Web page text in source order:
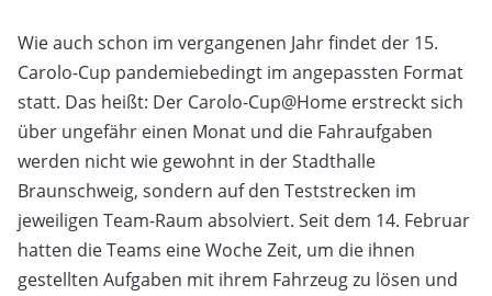
Wie auch schon im vergangenen Jahr findet der 15.
Carolo-Cup pandemiebedingt im angepassten Format
statt. Das heißt: Der Carolo-Cup@Home erstreckt sich
über ungefähr einen Monat und die Fahraufgaben
werden nicht wie gewohnt in der Stadthalle
Braunschweig, sondern auf den Teststrecken im
jeweiligen Team-Raum absolviert. Seit dem 14. Februar
hatten die Teams eine Woche Zeit, um die ihnen
gestellten Aufgaben mit ihrem Fahrzeug zu lösen und